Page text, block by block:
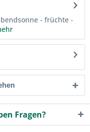
- früchte -
Fragen?